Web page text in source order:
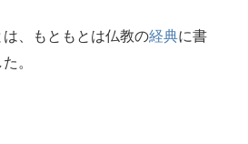
、もともとは仏教の経典に書
。